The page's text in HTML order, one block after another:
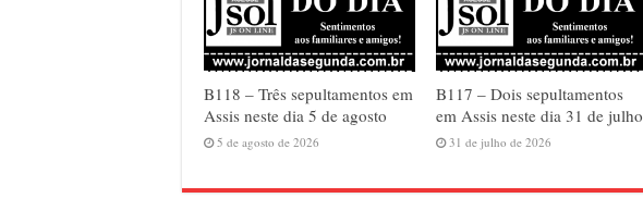
B118 – Três sepultamentos em
Assis neste dia 5 de agosto
5 de agosto de 2026
B117 – Dois sepultamentos
em Assis neste dia 31 de julho
31 de julho de 2026